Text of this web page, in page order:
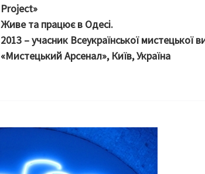
Project»
Живе та працює в Одесі.
2013 – учасник Всеукраїнської
«Мистецький Арсенал», Київ, Україна